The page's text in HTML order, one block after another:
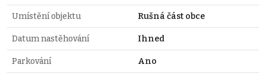
Umístění objektu Rušná část obce
Datum nastěhování Ihned
Parkování Ano